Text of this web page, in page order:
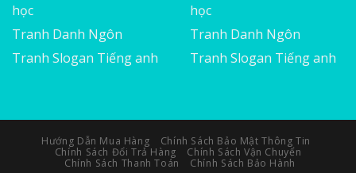
học
Tranh Danh Ngôn
Tranh Slogan Tiếng anh
học
Tranh Danh Ngôn
Tranh Slogan Tiếng anh
Hướng Dẫn Mua Hàng
Chính Sách Bảo Mật Thông Tin
Chính Sách Đổi Trả Hàng
Chính Sách Vận Chuyển
Chính Sách Thanh Toán
Chính Sách Bảo Hành